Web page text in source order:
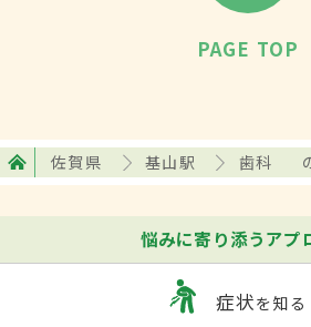
PAGE TOP
佐賀県 基山駅 歯科
悩みに寄り添うアプ
症状を知る